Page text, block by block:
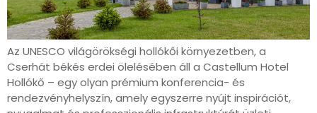
Az UNESCO világörökségi hollókői környezetben, a
Cserhát békés erdei ölelésében áll a Castellum Hotel
Hollókő – egy olyan prémium konferencia- és
rendezvényhelyszín, amely egyszerre nyújt inspirációt,